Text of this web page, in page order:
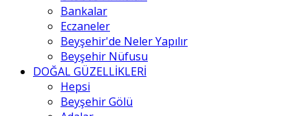
Bankalar
Eczaneler
Beyşehir'de Neler Yapılır
Beyşehir Nüfusu
DOĞAL GÜZELLİKLERİ
Hepsi
Beyşehir Gölü